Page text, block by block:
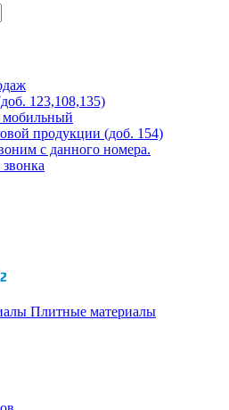
123,108,135)
мобильный
продукции (доб. 154)
с данного номера.
Плитные материалы